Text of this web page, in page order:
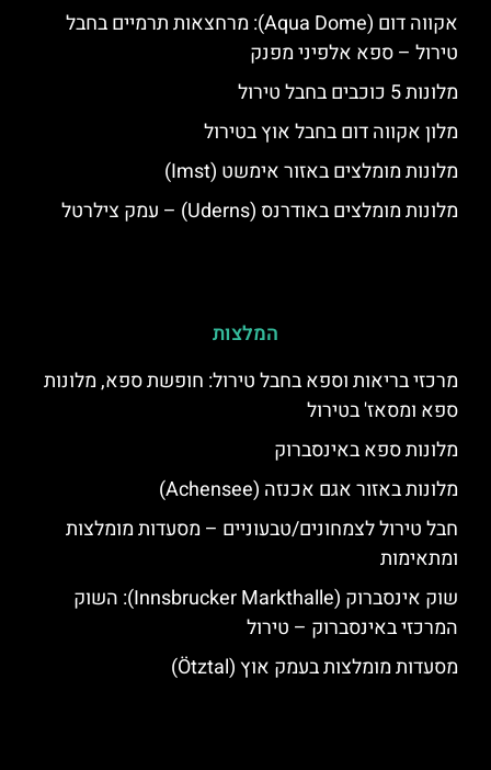
אקווה דום (Aqua Dome): מרחצאות תרמיים בחבל
טירול – ספא אלפיני מפנק
מלונות 5 כוכבים בחבל טירול
מלון אקווה דום בחבל אוץ בטירול
מלונות מומלצים באזור אימשט (Imst)
מלונות מומלצים באודרנס (Uderns) – עמק צילרטל
המלצות
מרכזי בריאות וספא בחבל טירול: חופשת ספא, מלונות
ספא ומסאז' בטירול
מלונות ספא באינסברוק
מלונות באזור אגם אכנזה (Achensee)
חבל טירול לצמחונים/טבעוניים – מסעדות מומלצות
ומתאימות
שוק אינסברוק (Innsbrucker Markthalle): השוק
המרכזי באינסברוק – טירול
מסעדות מומלצות בעמק אוץ (Ötztal)